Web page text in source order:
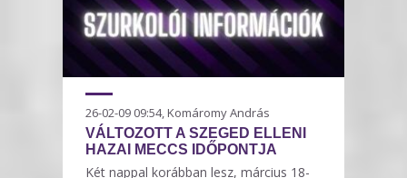
26-02-09 09:54, Komáromy András
VÁLTOZOTT A SZEGED ELLENI
HAZAI MECCS IDŐPONTJA
Két nappal korábban lesz, március 18-